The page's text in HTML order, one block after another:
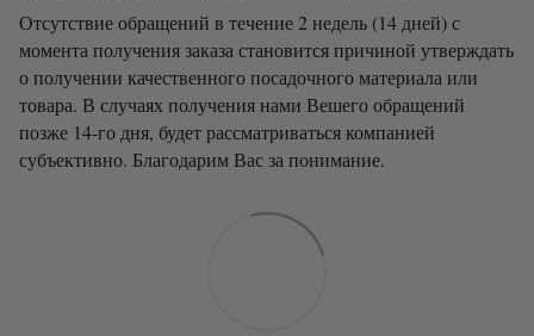
Отсутствие обращений в течение 2 недель (14 дней) с
момента получения заказа становится причиной утверждать
о получении качественного посадочного материала или
товара. В случаях получения нами Вешего обращений
позже 14-го дня, будет рассматриваться компанией
субъективно. Благодарим Вас за понимание.